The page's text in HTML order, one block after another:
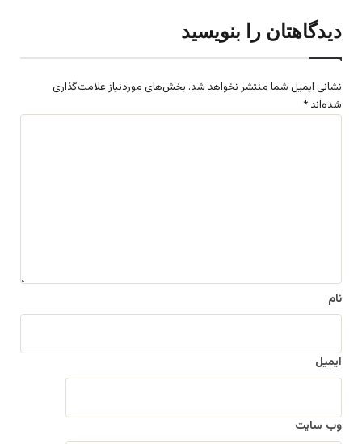
دیدگاهتان را بنویسید
نشانی ایمیل شما منتشر نخواهد شد. بخش‌های موردنیاز علامت‌گذاری
شده‌اند *
نام
ایمیل
وب‌ سایت